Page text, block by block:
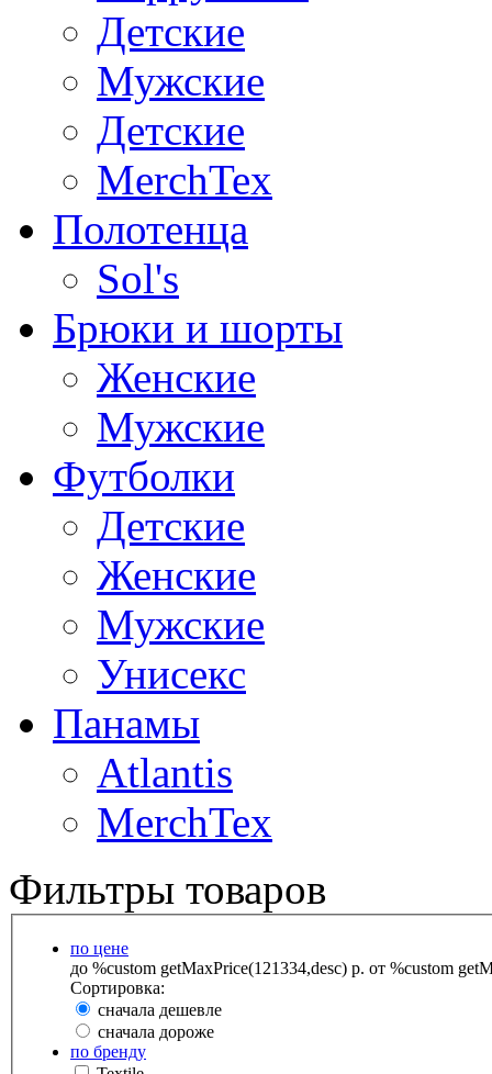
Детские
Мужские
Детские
MerchTex
Полотенца
Sol's
Брюки и шорты
Женские
Мужские
Футболки
Детские
Женские
Мужские
Унисекс
Панамы
Atlantis
MerchTex
Фильтры товаров
по цене
до %custom getMaxPrice(121334,desc) р. от %custom
Сортировка:
сначала дешевле
сначала дороже
по бренду